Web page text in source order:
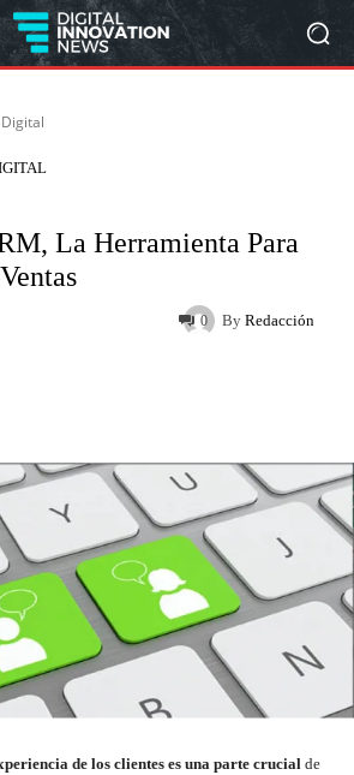
La Herramienta Para
By Redacción
0
de los clientes es una parte crucial de